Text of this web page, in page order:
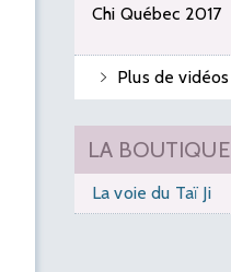
Chi Québec 2017
Plus de vidéos
LA BOUTIQUE
La voie du Taï Ji